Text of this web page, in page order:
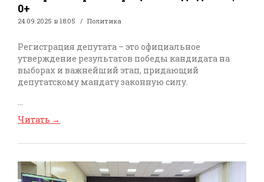
0+
24.09.2025 в 18:05 Политика
Регистрация депутата – это официальное
утверждение результатов победы кандидата на
выборах и важнейший этап, придающий
депутатскому мандату законную силу.
...
Читать →